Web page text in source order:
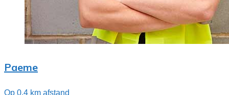
Paeme
Op 0.4 km afstand